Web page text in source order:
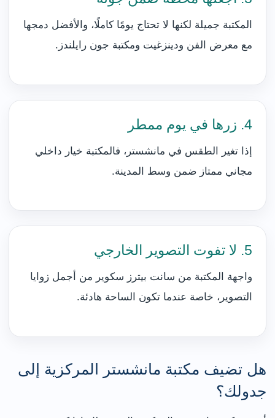
المكتبة جميلة لكنها لا تحتاج يومًا كاملًا، والأفضل دمجها
مع معرض الفن ودينزغيت ومكتبة جون رايلندز.
4. زرها في يوم ممطر
إذا تغير الطقس في مانشستر، فالمكتبة خيار داخلي
مجاني ممتاز ضمن وسط المدينة.
5. لا تفوت التصوير الخارجي
واجهة المكتبة من سانت بيترز سكوير من أجمل زوايا
التصوير، خاصة عندما تكون الساحة هادئة.
هل تضيف مكتبة مانشستر المركزية إلى
جدولك؟